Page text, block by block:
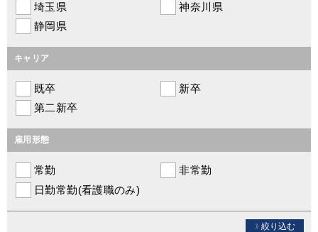
埼玉県
神奈川県
静岡県
キャリア
既卒
新卒
第二新卒
雇用形態
常勤
非常勤
日勤常勤(看護職のみ)
絞り込む